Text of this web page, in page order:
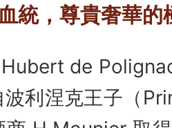
統，尊貴奢華的
de
利涅克王子（